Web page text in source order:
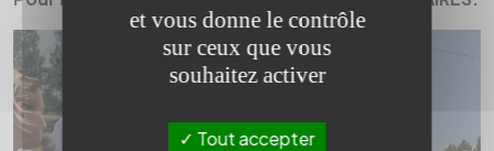
et vous donne le contrôle
sur ceux que vous
souhaitez activer
Tout accepter